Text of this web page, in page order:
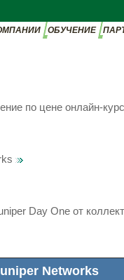
ОБУЧЕНИЕ
по цене онлайн-
Day One от
Networks